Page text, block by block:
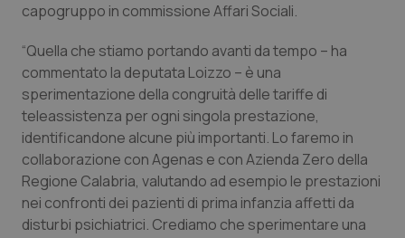
Marche
Molise
Piemonte
Provincia Autonoma di Bolzano
Donna & Salute
Epatiti
HIV
Infezioni & Febbre
capogruppo in commissione Affari Sociali.
“Quella che stiamo portando avanti da tempo – ha
commentato la deputata Loizzo – è una
sperimentazione della congruità delle tariffe di
teleassistenza per ogni singola prestazione,
identificandone alcune più importanti. Lo faremo in
collaborazione con Agenas e con Azienda Zero della
Regione Calabria, valutando ad esempio le prestazioni
nei confronti dei pazienti di prima infanzia affetti da
disturbi psichiatrici. Crediamo che sperimentare una